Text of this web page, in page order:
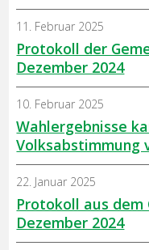
Protokoll der
Dezember 2024
11. Februar 2025
Wahlergebnisse
Volksabstimmung
10. Februar 2025
Protokoll aus dem
Dezember 2024
22. Januar 2025